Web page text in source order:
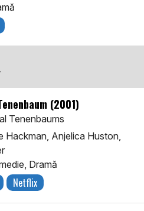
(2001)
Tenenbaums
Hackman, Anjelica Huston,
Dramă
Netflix